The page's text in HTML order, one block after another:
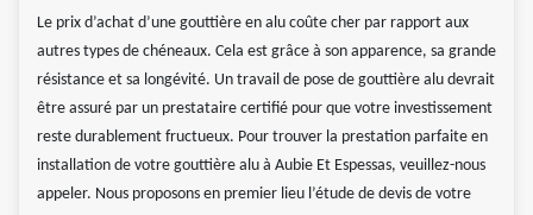
Le prix d’achat d’une gouttière en alu coûte cher par rapport aux
autres types de chéneaux. Cela est grâce à son apparence, sa grande
résistance et sa longévité. Un travail de pose de gouttière alu devrait
être assuré par un prestataire certifié pour que votre investissement
reste durablement fructueux. Pour trouver la prestation parfaite en
installation de votre gouttière alu à Aubie Et Espessas, veuillez-nous
appeler. Nous proposons en premier lieu l’étude de devis de votre